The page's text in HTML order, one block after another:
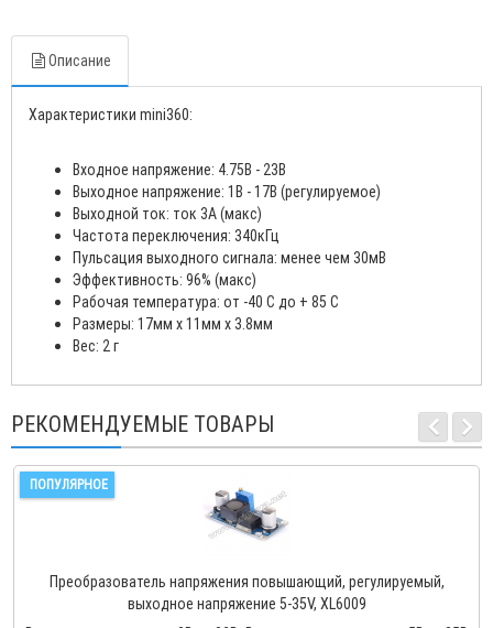
Описание
Характеристики mini360:
Входное напряжение: 4.75В - 23В
Выходное напряжение: 1В - 17В (регулируемое)
Выходной ток: ток 3А (макс)
Частота переключения: 340кГц
Пульсация выходного сигнала: менее чем 30мВ
Эффективность: 96% (макс)
Рабочая температура: от -40 C до + 85 С
Размеры: 17мм x 11мм x 3.8мм
Вес: 2 г
РЕКОМЕНДУЕМЫЕ ТОВАРЫ
ПОПУЛЯРНОЕ
Преобразователь напряжения повышающий, регулируемый,
выходное напряжение 5-35V, XL6009